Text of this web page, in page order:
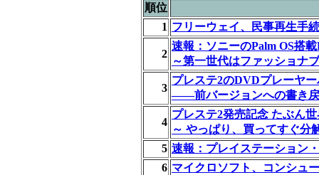
順位
1 フリーウェイ、民事再生手
2
速報：ソニーのPalm OS搭
～第一世代はファッショナ
3
プレステ2のDVDプレーヤ
――前バージョンへの書き
4
プレステ2発売記念 たぶん
～ やっぱり、買ってすぐ分
5 速報：プレイステーション
6 マイクロソフト、コンシュ